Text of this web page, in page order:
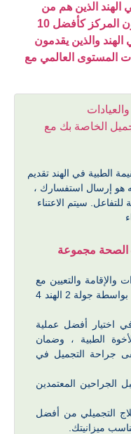
الذين هم من
جمعية جراحي التجميل في الهند ويحتلون المركز كأفضل 10
والذين يقدمون
المستوى العالمي مع
الخاصة بك مع
هو # 1 مزودي القيمة الطبية في الهند تقديم
هو إرسال استفسارك ،
مساعد في غضون 24 ساعة للتفاعل. سيتم الاعتناء
والإقامة والتعيين مع
أفضل 10 جراحين تجميليين في الهند بواسطة جولة 2 الهند 4
أفضل عملية
الطبية ، وضمان
جراحة التجميل في
الجراحين المعتمدين
التجميلي من أفضل
ميزانيتك.